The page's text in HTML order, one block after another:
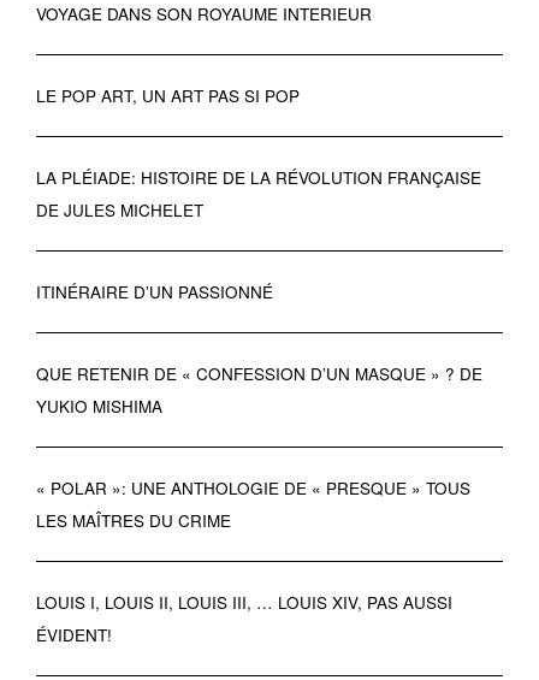
VOYAGE DANS SON ROYAUME INTERIEUR
LE POP ART, UN ART PAS SI POP
LA PLÉIADE: HISTOIRE DE LA RÉVOLUTION FRANÇAISE
DE JULES MICHELET
ITINÉRAIRE D’UN PASSIONNÉ
QUE RETENIR DE « CONFESSION D’UN MASQUE » ? DE
YUKIO MISHIMA
« POLAR »: UNE ANTHOLOGIE DE « PRESQUE » TOUS
LES MAÎTRES DU CRIME
LOUIS I, LOUIS II, LOUIS III, … LOUIS XIV, PAS AUSSI
ÉVIDENT!